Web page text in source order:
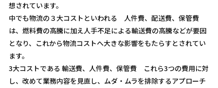
想されています。
中でも物流の３大コストといわれる 人件費、配送費、保管費
は、燃料費の高騰に加え人手不足による輸送費の高騰などが要因
となり、これから物流コストへ大きな影響をもたらすとされてい
ます。
3大コストである 輸送費、人件費、保管費 これら3つの費用に対
し、改めて業務内容を見直し、ムダ・ムラを排除するアプローチ